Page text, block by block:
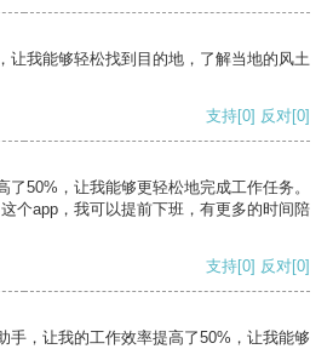
让我能够轻松找到目的地，了解当地的风土
支持[0] 反对[0]
了50%，让我能够更轻松地完成工作任务。
个app，我可以提前下班，有更多的时间陪
支持[0] 反对[0]
手，让我的工作效率提高了50%，让我能够